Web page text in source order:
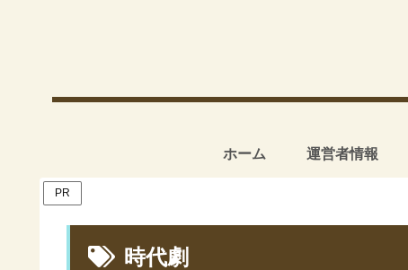
ホーム 運営者情報
PR
時代劇